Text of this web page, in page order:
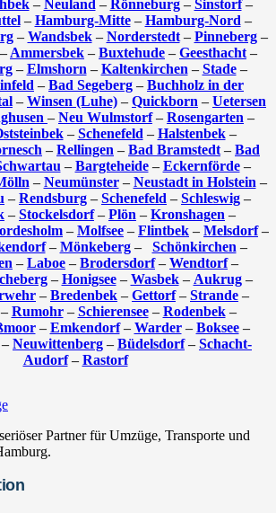
– Neuland – Rönneburg– Sinstorf–
– Hamburg-Mitte– Hamburg-Nord –
– Wandsbek– Norderstedt– Pinneberg–
– Ammersbek – Buxtehude – Geesthacht –
– Elmshorn – Kaltenkirchen – Stade–
– Bad Segeberg – Buchholz in der
– Winsen (Luhe) – Quickborn – Uetersen
– Neu Wulmstorf– Rosengarten –
– Schenefeld – Halstenbek–
– Rellingen – Bad Bramstedt – Bad
– Bargteheide– Eckernförde–
– Neumünster– Neustadt in Holstein –
– Rendsburg – Schenefeld – Schleswig –
– Stockelsdorf– Plön – Kronshagen –
– Molfsee – Flintbek – Melsdorf–
– Mönkeberg– Schönkirchen –
– Laboe – Brodersdorf– Wendtorf–
– Honigsee– Wasbek– Aukrug–
– Bredenbek – Gettorf– Strande –
Rumohr– Schierensee– Rodenbek–
– Emkendorf– Warder– Boksee–
– Neuwittenberg – Büdelsdorf– Schacht-
Audorf– Rastorf
Partner für Umzüge, Transporte und